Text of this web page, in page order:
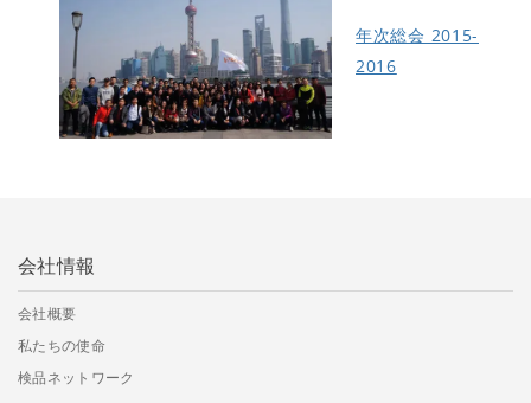
年次総会 2015-
2016
会社情報
会社概要
私たちの使命
検品ネットワーク